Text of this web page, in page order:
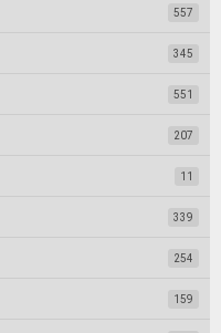
557
345
551
207
11
339
254
159